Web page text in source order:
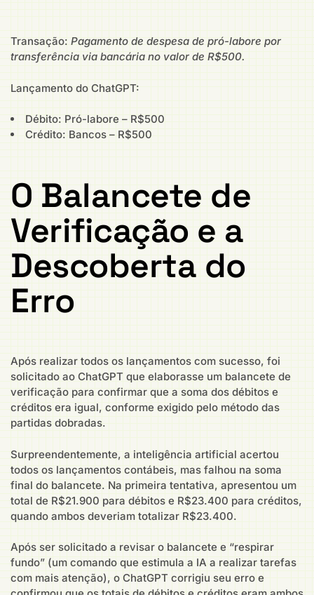
Transação: Pagamento de despesa de pró-labore por
transferência via bancária no valor de R$500.
Lançamento do ChatGPT:
Débito: Pró-labore – R$500
Crédito: Bancos – R$500
O Balancete de
Verificação e a
Descoberta do
Erro
Após realizar todos os lançamentos com sucesso, foi
solicitado ao ChatGPT que elaborasse um balancete de
verificação para confirmar que a soma dos débitos e
créditos era igual, conforme exigido pelo método das
partidas dobradas.
Surpreendentemente, a inteligência artificial acertou
todos os lançamentos contábeis, mas falhou na soma
final do balancete. Na primeira tentativa, apresentou um
total de R$21.900 para débitos e R$23.400 para créditos,
quando ambos deveriam totalizar R$23.400.
Após ser solicitado a revisar o balancete e “respirar
fundo” (um comando que estimula a IA a realizar tarefas
com mais atenção), o ChatGPT corrigiu seu erro e